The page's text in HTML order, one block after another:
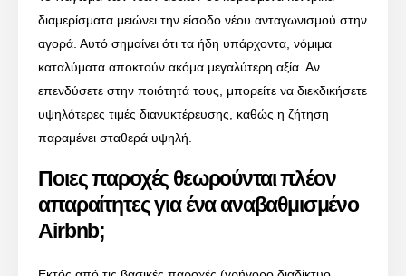
διαμερίσματα μειώνει την είσοδο νέου ανταγωνισμού στην
αγορά. Αυτό σημαίνει ότι τα ήδη υπάρχοντα, νόμιμα
καταλύματα αποκτούν ακόμα μεγαλύτερη αξία. Αν
επενδύσετε στην ποιότητά τους, μπορείτε να διεκδικήσετε
υψηλότερες τιμές διανυκτέρευσης, καθώς η ζήτηση
παραμένει σταθερά υψηλή.
Ποιες παροχές θεωρούνται πλέον
απαραίτητες για ένα αναβαθμισμένο
Airbnb;